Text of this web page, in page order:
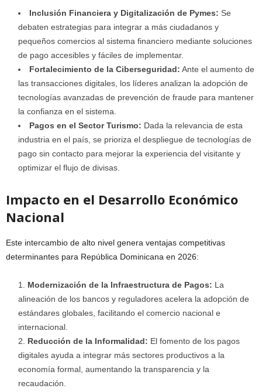
Inclusión Financiera y Digitalización de Pymes: Se
debaten estrategias para integrar a más ciudadanos y
pequeños comercios al sistema financiero mediante soluciones
de pago accesibles y fáciles de implementar.
Fortalecimiento de la Ciberseguridad: Ante el aumento de
las transacciones digitales, los líderes analizan la adopción de
tecnologías avanzadas de prevención de fraude para mantener
la confianza en el sistema.
Pagos en el Sector Turismo: Dada la relevancia de esta
industria en el país, se prioriza el despliegue de tecnologías de
pago sin contacto para mejorar la experiencia del visitante y
optimizar el flujo de divisas.
Impacto en el Desarrollo Económico
Nacional
Este intercambio de alto nivel genera ventajas competitivas
determinantes para República Dominicana en 2026:
Modernización de la Infraestructura de Pagos: La
alineación de los bancos y reguladores acelera la adopción de
estándares globales, facilitando el comercio nacional e
internacional.
Reducción de la Informalidad: El fomento de los pagos
digitales ayuda a integrar más sectores productivos a la
economía formal, aumentando la transparencia y la
recaudación.